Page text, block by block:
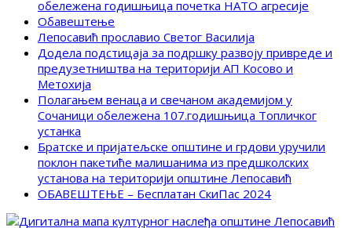
обележена годишњица почетка НАТО агресије
Обавештење
Лепосавић прославио Светог Василија
Додела подстицаја за подршку развоју привреде и
предузетништва на територији АП Косово и
Метохија
Полагањем венаца и свечаном академијом у
Сочаници обележена 107.годишњица Топличког
устанка
Братске и пријатељске општине и грдови уручили
поклон пакетиће малишанима из предшколских
установа на територији општине Лепосавић
ОБАВЕШТЕЊЕ – Бесплатан СкиПас 2024